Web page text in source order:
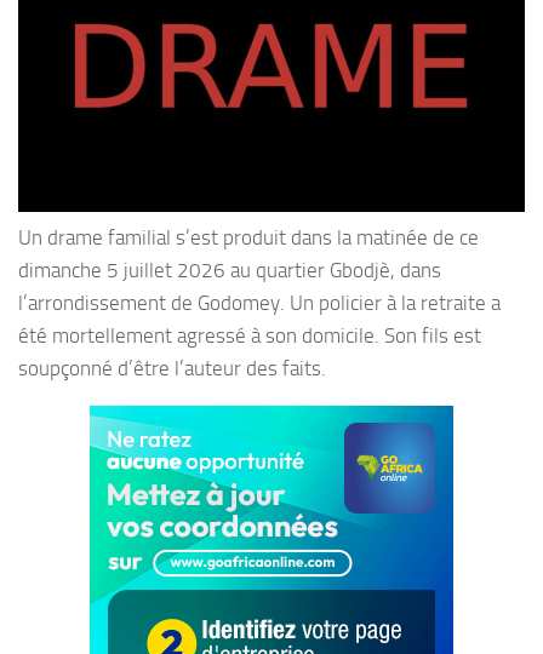
Un drame familial s’est produit dans la matinée de ce
dimanche 5 juillet 2026 au quartier Gbodjè, dans
l’arrondissement de Godomey. Un policier à la retraite a
été mortellement agressé à son domicile. Son fils est
soupçonné d’être l’auteur des faits.